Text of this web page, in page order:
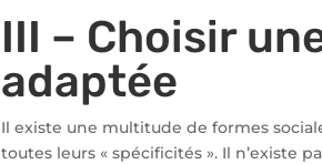
III – Choisir
adaptée
Il existe une multitude de formes
toutes leurs « spécificités ». Il n’existe